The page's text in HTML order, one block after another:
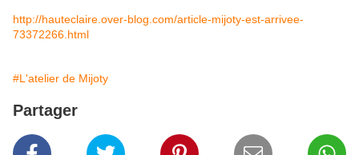
http://hauteclaire.over-blog.com/article-mijoty-est-arrivee-
73372266.html
#L'atelier de Mijoty
Partager